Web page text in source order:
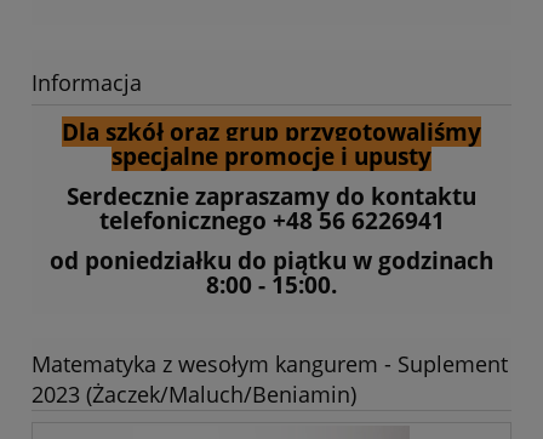
Informacja
Dla szkół oraz grup przygotowaliśmy
specjalne promocje i upusty
Serdecznie zapraszamy do kontaktu
telefonicznego +48 56 6226941
od poniedziałku do piątku w godzinach
8:00 - 15:00.
Matematyka z wesołym kangurem - Suplement
2023 (Żaczek/Maluch/Beniamin)